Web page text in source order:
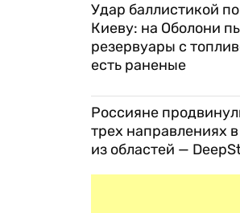
Удар баллистикой по
Киеву: на Оболони
резервуары с
есть раненые
Россияне
трех направлениях
из областей —